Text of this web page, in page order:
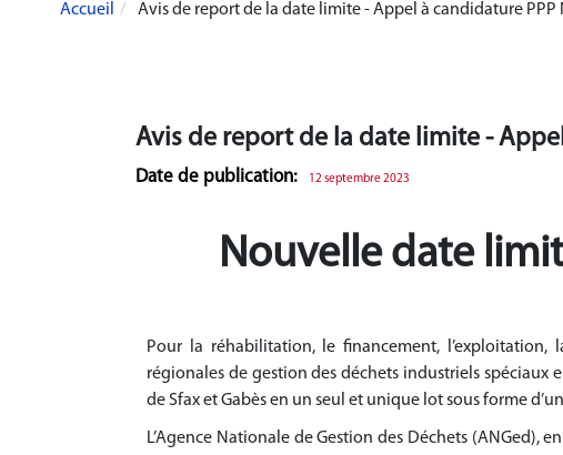
Accueil Avis de report de la date limite - Appel à candidature PPP
Avis de report de la date limite -
Date de publication: 12 septembre 2023
Nouvelle date
Pour la réhabilitation, le financement,
régionales de gestion des déchets industriels spéciaux
de Sfax et Gabès en un seul et unique lot sous forme
L’Agence Nationale de Gestion des Déchets (ANGed),